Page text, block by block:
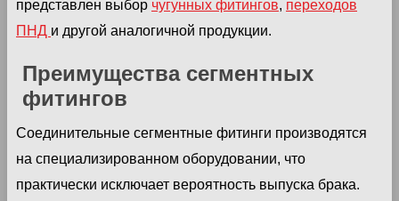
представлен выбор чугунных фитингов, переходов
ПНД и другой аналогичной продукции.
Преимущества сегментных
фитингов
Соединительные сегментные фитинги производятся
на специализированном оборудовании, что
практически исключает вероятность выпуска брака.